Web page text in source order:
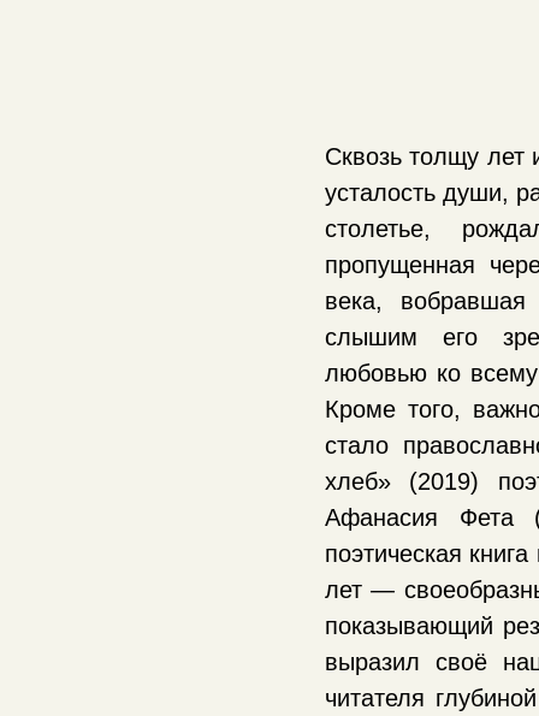
Сквозь толщу лет
усталость души,
столетье,
пропущенная
века,
слышим его
любовью ко всему
Кроме того,
стало
хлеб» (2019)
Афанасия Фета
поэтическая
лет —
показывающий
выразил своё
читателя